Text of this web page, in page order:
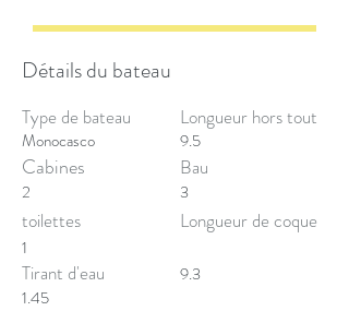
Détails du bateau
Type de bateau
Monocasco
Cabines
2
toilettes
1
Tirant d'eau
Longueur hors tout
9.5
Bau
3
Longueur de coque
9.3
1.45